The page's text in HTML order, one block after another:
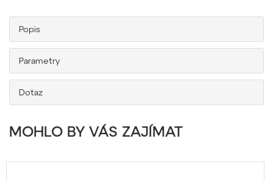
Popis
Parametry
Dotaz
MOHLO BY VÁS ZAJÍMAT